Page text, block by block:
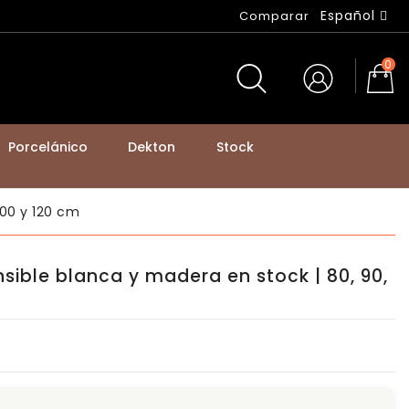
Comparar Español
0
Porcelánico Dekton
Stock
y 120 cm
blanca y madera en stock | 80, 90,